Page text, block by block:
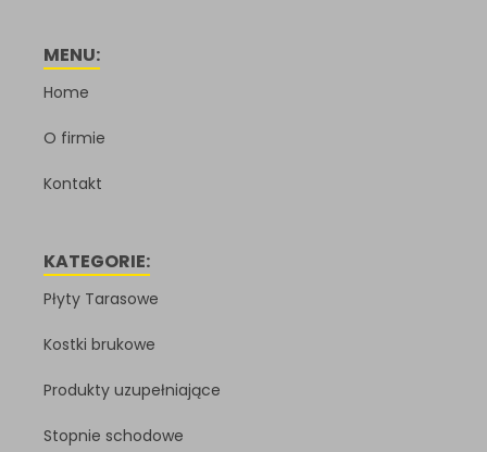
MENU:
Home
O firmie
Kontakt
KATEGORIE:
Płyty Tarasowe
Kostki brukowe
Produkty uzupełniające
Stopnie schodowe